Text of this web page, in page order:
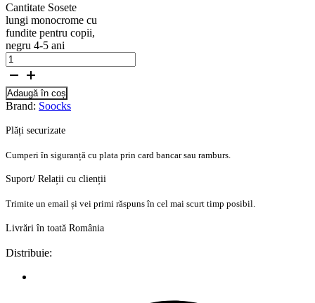
Cantitate Sosete
lungi monocrome cu
fundite pentru copii,
negru 4-5 ani
Adaugă în coș
Brand: Soocks
Plăți securizate
Cumperi în siguranță cu plata prin card bancar sau ramburs.
Suport/ Relații cu clienții
Trimite un email și vei primi răspuns în cel mai scurt timp posibil.
Livrări în toată România
Distribuie: